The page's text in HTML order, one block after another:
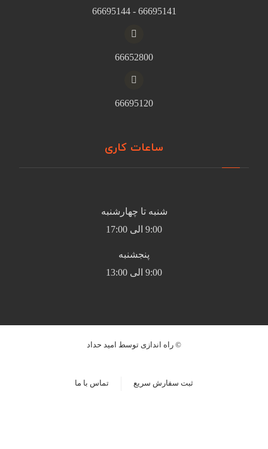
66695141 - 66695144
66652800
66695120
ساعات کاری
شنبه تا چهارشنبه
9:00 الی 17:00
پنجشنبه
9:00 الی 13:00
© راه اندازی توسط امید حداد
تماس با ما ثبت سفارش سریع